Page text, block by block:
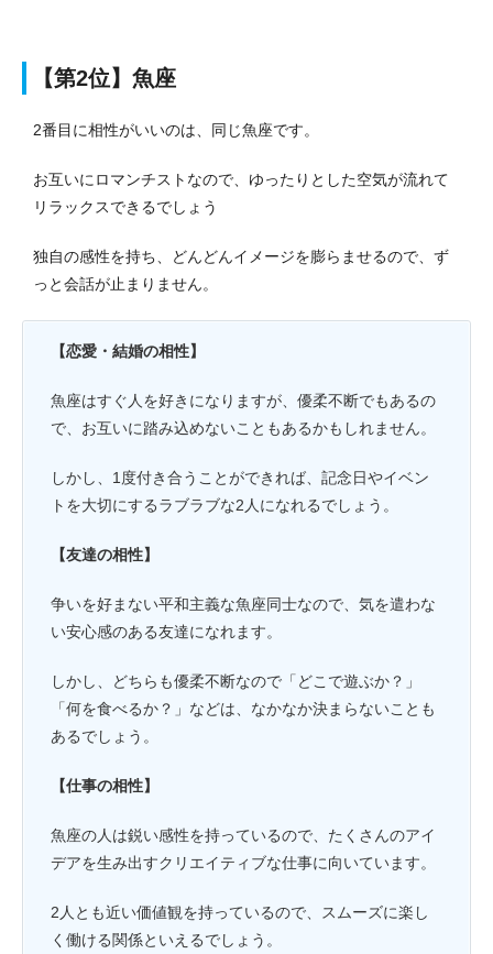
【第2位】魚座
2番目に相性がいいのは、同じ魚座です。
お互いにロマンチストなので、ゆったりとした空気が流れて
リラックスできるでしょう
独自の感性を持ち、どんどんイメージを膨らませるので、ず
っと会話が止まりません。
【恋愛・結婚の相性】
魚座はすぐ人を好きになりますが、優柔不断でもあるの
で、お互いに踏み込めないこともあるかもしれません。
しかし、1度付き合うことができれば、記念日やイベン
トを大切にするラブラブな2人になれるでしょう。
【友達の相性】
争いを好まない平和主義な魚座同士なので、気を遣わな
い安心感のある友達になれます。
しかし、どちらも優柔不断なので「どこで遊ぶか？」
「何を食べるか？」などは、なかなか決まらないことも
あるでしょう。
【仕事の相性】
魚座の人は鋭い感性を持っているので、たくさんのアイ
デアを生み出すクリエイティブな仕事に向いています。
2人とも近い価値観を持っているので、スムーズに楽し
く働ける関係といえるでしょう。